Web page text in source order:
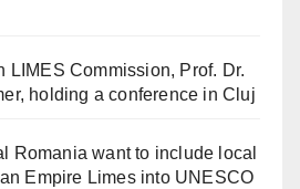
LIMES Commission, Prof. Dr.
holding a conference in Cluj
Romania want to include local
Empire Limes into UNESCO